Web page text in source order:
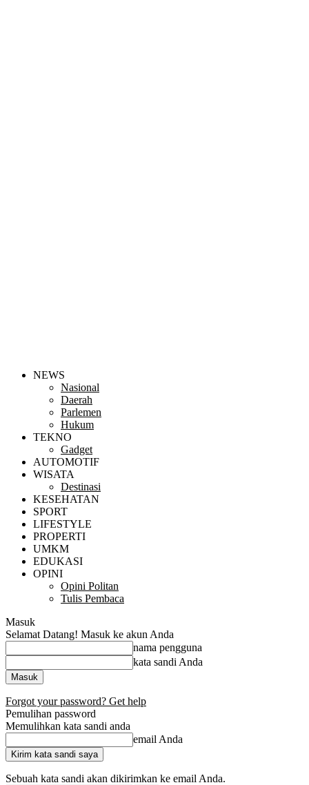
NEWS
Nasional
Daerah
Parlemen
Hukum
TEKNO
Gadget
AUTOMOTIF
WISATA
Destinasi
KESEHATAN
SPORT
LIFESTYLE
PROPERTI
UMKM
EDUKASI
OPINI
Opini Politan
Tulis Pembaca
Masuk
Selamat Datang! Masuk ke akun Anda
nama pengguna
kata sandi Anda
Forgot your password? Get help
Pemulihan password
Memulihkan kata sandi anda
email Anda
Sebuah kata sandi akan dikirimkan ke email Anda.